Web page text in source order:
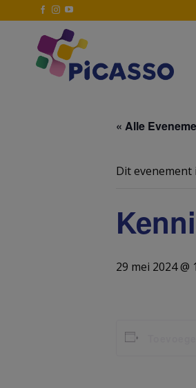
naar
« Alle
Dit evenement
29 mei 2024 @